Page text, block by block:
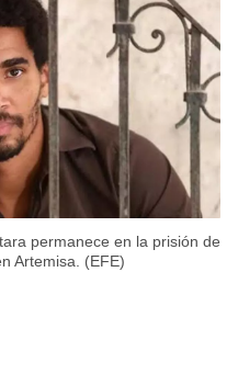
permanece en la prisión de
Artemisa. (EFE)